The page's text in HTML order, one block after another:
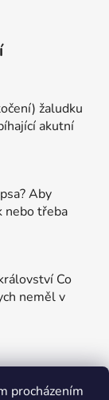
procházením
žaludku
akutní
Aby
nebo třeba
Co
neměl v